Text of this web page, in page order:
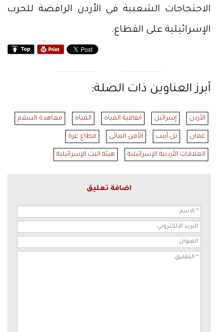
الاحتجاجات الشعبية في الأردن الرافضة للحرب
الإسرائيلية على القطاع.
أبرز العناوين ذات الصلة:
الأردن إسرائيل اتفاقية المياه المياه معاهدة السلام
عمان تل أبيب الأمن المائي قطاع غزة
العلاقات الأردنية الإسرائيلية هيئة البث الإسرائيلية
اضافة تعليق